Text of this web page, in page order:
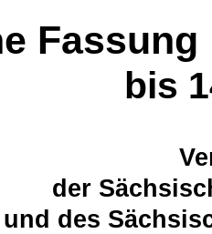
Fassung
bis
der
und des